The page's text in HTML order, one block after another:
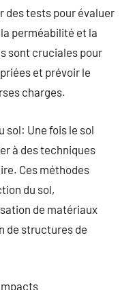
des tests pour évaluer
perméabilité et la
sont cruciales pour
et prévoir le
charges.
Une fois le sol
à des techniques
Ces méthodes
du sol,
de matériaux
de structures de